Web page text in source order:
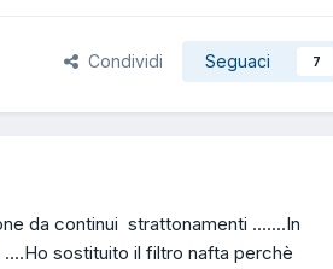
Condividi Seguaci 7
da continui strattonamenti .......In
sostituito il filtro nafta perchè